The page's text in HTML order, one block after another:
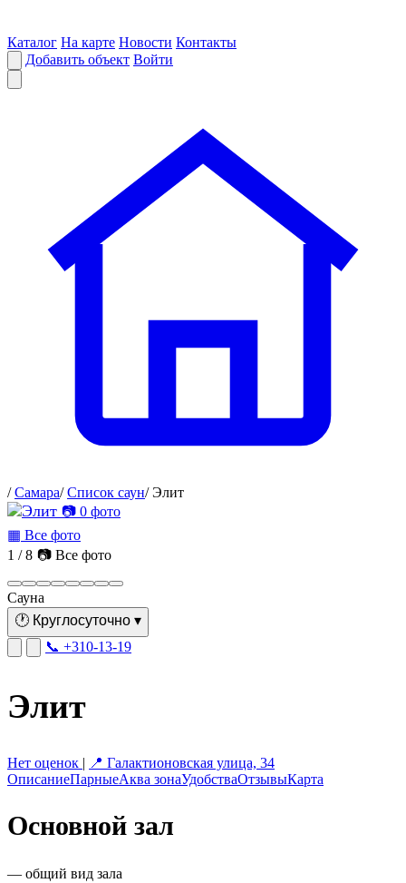
Каталог На карте Новости Контакты
Добавить объект Войти
/ Самара/ Список саун/ Элит
📷 0 фото
▦ Все фото
1 / 8 📷 Все фото
Сауна
🕐 Круглосуточно ▾
📞 +310-13-19
Элит
Нет оценок | 📍 Галактионовская улица, 34
ОписаниеПарныеАква зонаУдобстваОтзывыКарта
Основной зал
— общий вид зала